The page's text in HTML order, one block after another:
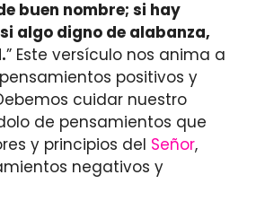
buen nombre; si hay
algo digno de alabanza,
” Este versículo nos anima a
positivos y
cuidar nuestro
de pensamientos que
y principios del Señor,
negativos y